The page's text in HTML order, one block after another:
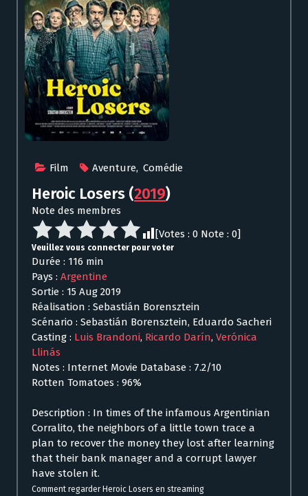
Film Aventure, Comédie
Heroic Losers (2019)
Note des membres
[Votes : 0 Note : 0]
Veuillez vous connecter pour voter
Durée : 116 min
Pays : Argentine
Sortie : 15 Aug 2019
Réalisation : Sebastián Borensztein
Scénario : Sebastián Borensztein, Eduardo Sacheri
Casting : Luis Brandoni, Ricardo Darín, Verónica
Llinás
Notes : Internet Movie Database : 7.2/10
Rotten Tomatoes : 96%
Description : In times of the infamous Argentinian
Corralito, the neighbors of a little town trace a
plan to recover the money they lost after learning
that their bank manager and a corrupt lawyer
have stolen it.
Comment regarder Heroic Losers en streaming